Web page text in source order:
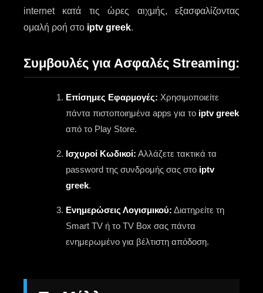
internet κατά τις ώρες αιχμής, εξασφαλίζοντας
ομαλή ροή στο iptv greek.
Συμβουλές για Ασφαλές Streaming:
Επίσημες Εφαρμογές: Χρησιμοποιείτε
πάντα πιστοποιημένα apps για το iptv greek
από το Play Store.
Ισχυροί Κωδικοί: Αλλάζετε τακτικά τα
password της συνδρομής σας στο iptv
greek.
Ενημερώσεις Λογισμικού: Διατηρείτε τη
Smart TV ή το TV Box σας πάντα
ενημερωμένο για βέλτιστη απόδοση.